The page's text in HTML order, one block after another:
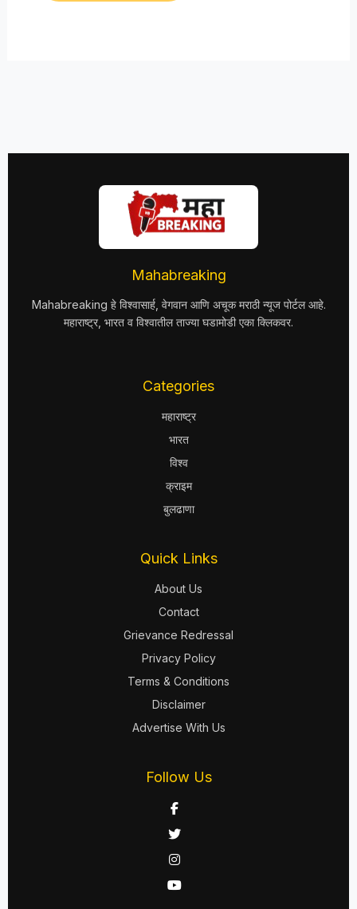
Mahabreaking
Mahabreaking हे विश्वासार्ह, वेगवान आणि अचूक मराठी न्यूज पोर्टल आहे.
महाराष्ट्र, भारत व विश्वातील ताज्या घडामोडी एका क्लिकवर.
Categories
महाराष्ट्र
भारत
विश्व
क्राइम
बुलढाणा
Quick Links
About Us
Contact
Grievance Redressal
Privacy Policy
Terms & Conditions
Disclaimer
Advertise With Us
Follow Us